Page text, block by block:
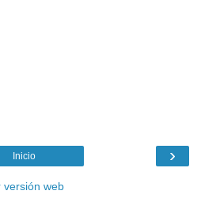
›
Inicio
versión web